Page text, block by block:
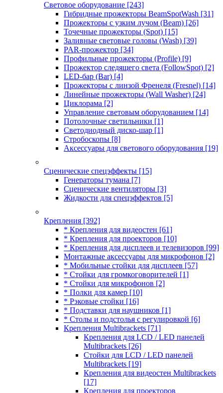
Световое оборудование [243]
Гибридные прожекторы BeamSpotWash [31]
Прожекторы с узким лучом (Beam) [26]
Точечные прожекторы (Spot) [15]
Заливные световые головы (Wash) [39]
PAR-прожектор [34]
Профильные прожекторы (Profile) [9]
Прожектор следящего света (FollowSpot) [2]
LED-бар (Bar) [4]
Прожекторы с линзой Френеля (Fresnel) [14]
Линейные прожекторы (Wall Washer) [24]
Циклорама [2]
Управление световым оборудованием [14]
Потолочные светильники [1]
Светодиодный диско-шар [1]
Стробоскопы [8]
Аксессуары для светового оборудования [19]
Сценические спецэффекты [15]
Генераторы тумана [7]
Сценические вентиляторы [3]
Жидкости для спецэффектов [5]
Крепления [392]
* Крепления для видеостен [61]
* Крепления для проекторов [10]
* Крепления для дисплеев и телевизоров [99]
Монтажные аксессуары для микрофонов [2]
* Мобильные стойки для дисплеев [57]
* Стойки для громкоговорителей [1]
* Стойки для микрофонов [2]
* Полки для камер [10]
* Рэковые стойки [16]
* Подставки для наушников [1]
* Столы и подстолья с регулировкой [6]
Крепления Multibrackets [71]
Крепления для LCD / LED панелей
Multibrackets [26]
Стойки для LCD / LED панелей
Multibrackets [19]
Крепления для видеостен Multibrackets
[17]
Крепления для проекторов